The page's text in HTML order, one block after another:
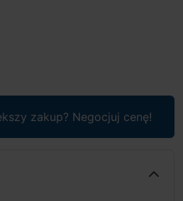
zakup? Negocjuj cenę!